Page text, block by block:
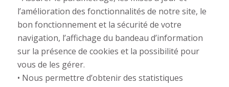
l’amélioration des fonctionnalités de notre site, le
bon fonctionnement et la sécurité de votre
navigation, l’affichage du bandeau d’information
sur la présence de cookies et la possibilité pour
vous de les gérer.
• Nous permettre d’obtenir des statistiques